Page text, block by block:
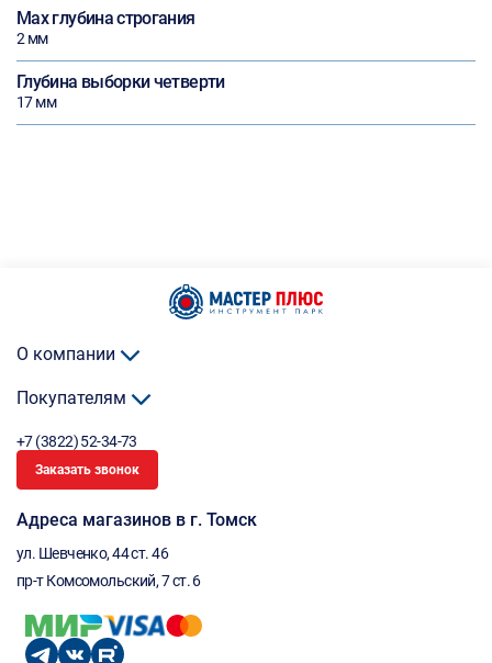
Max глубина строгания
2 мм
Глубина выборки четверти
17 мм
О компании
Покупателям
+7 (3822) 52-34-73
Заказать звонок
Адреса магазинов в г. Томск
ул. Шевченко, 44 ст. 46
пр-т Комсомольский, 7 ст. 6